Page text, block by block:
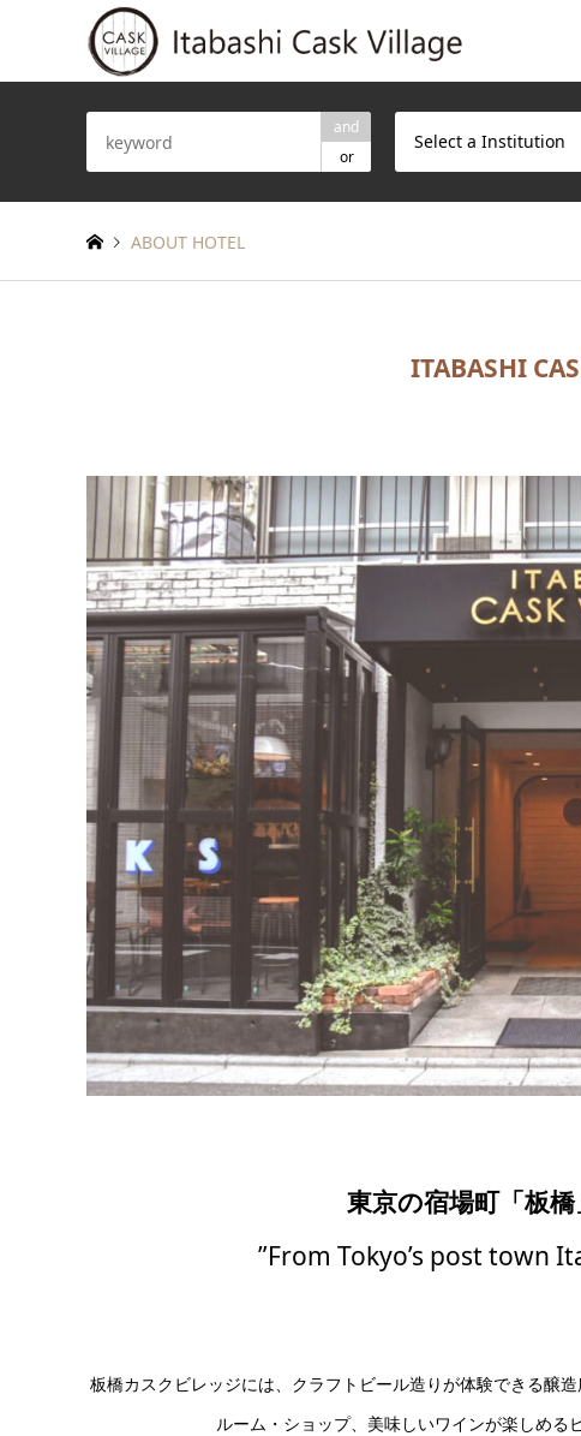
and
or
Select a Institution
ABOUT HOTEL
ITABASHI
東京の宿場町「板
”From Tokyo’s post town
板橋カスクビレッジには、クラフトビール造りが体験できる醸
ルーム・ショップ、美味しいワインが楽しめる